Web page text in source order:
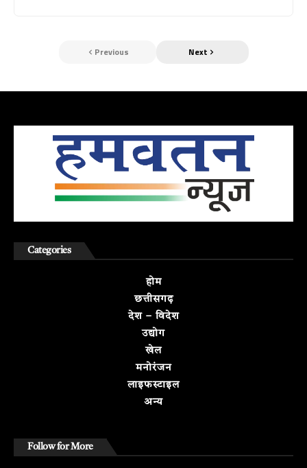
Previous Next
Categories
होम
छत्तीसगढ़
देश – विदेश
उद्योग
खेल
मनोरंजन
लाइफस्टाइल
अन्य
Follow for More